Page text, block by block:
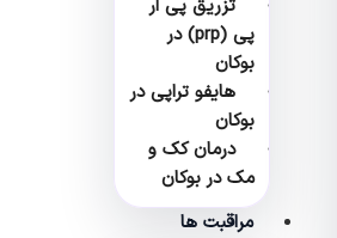
تزریق پی ار
پی (prp) در
بوکان
هایفو تراپی در
بوکان
درمان کک و
مک در بوکان
مراقبت ها